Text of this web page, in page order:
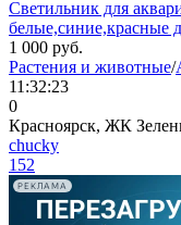
Светильник для
белые,синие,красные
1 000 руб.
Растения и животные/
11:32:23
0
Красноярск, ЖК
chucky
152
РЕКЛАМА